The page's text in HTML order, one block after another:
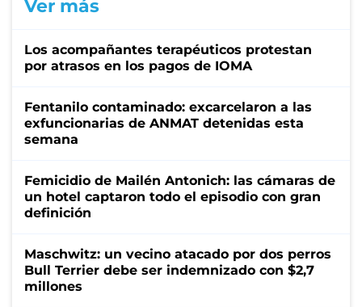
Ver más
Los acompañantes terapéuticos protestan
por atrasos en los pagos de IOMA
Fentanilo contaminado: excarcelaron a las
exfuncionarias de ANMAT detenidas esta
semana
Femicidio de Mailén Antonich: las cámaras de
un hotel captaron todo el episodio con gran
definición
Maschwitz: un vecino atacado por dos perros
Bull Terrier debe ser indemnizado con $2,7
millones